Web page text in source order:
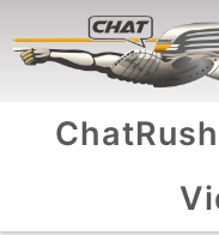
ChatRush